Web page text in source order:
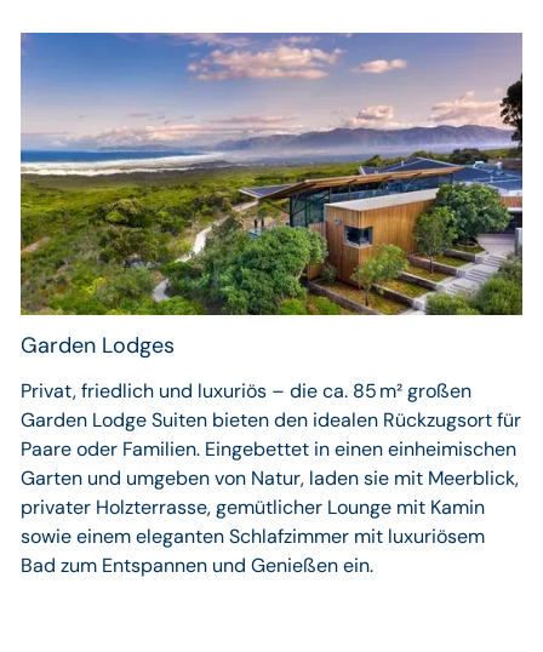
Garden Lodges
Privat, friedlich und luxuriös – die ca. 85 m² großen
Garden Lodge Suiten bieten den idealen Rückzugsort für
Paare oder Familien. Eingebettet in einen einheimischen
Garten und umgeben von Natur, laden sie mit Meerblick,
privater Holzterrasse, gemütlicher Lounge mit Kamin
sowie einem eleganten Schlafzimmer mit luxuriösem
Bad zum Entspannen und Genießen ein.